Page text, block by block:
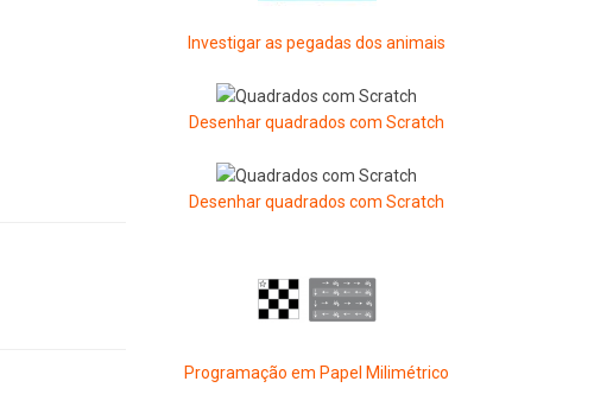
Investigar as pegadas dos animais
Desenhar quadrados com Scratch
Desenhar quadrados com Scratch
Programação em Papel Milimétrico